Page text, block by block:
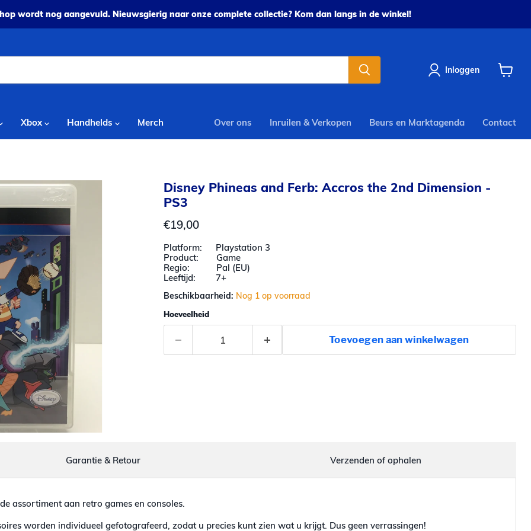
wordt nog aangevuld. Nieuwsgierig naar onze complete collectie? Kom dan langs in de winkel!
Inloggen
Xbox Handhelds Merch Over ons Inruilen & Verkopen Beurs en Marktagenda Contact
Disney Phineas and Ferb: Accros the 2nd Dimension -
PS3
Huidige prijs
€19,00
Platform: Playstation 3
Product: Game
Regio: Pal (EU)
Leeftijd: 7+
Beschikbaarheid: Nog 1 op voorraad
Hoeveelheid
Toevoegen aan winkelwagen
assortiment aan retro games en consoles.
worden individueel gefotografeerd, zodat u precies kunt zien wat u krijgt. Dus geen verrassingen!
Garantie & Retour Verzenden of ophalen